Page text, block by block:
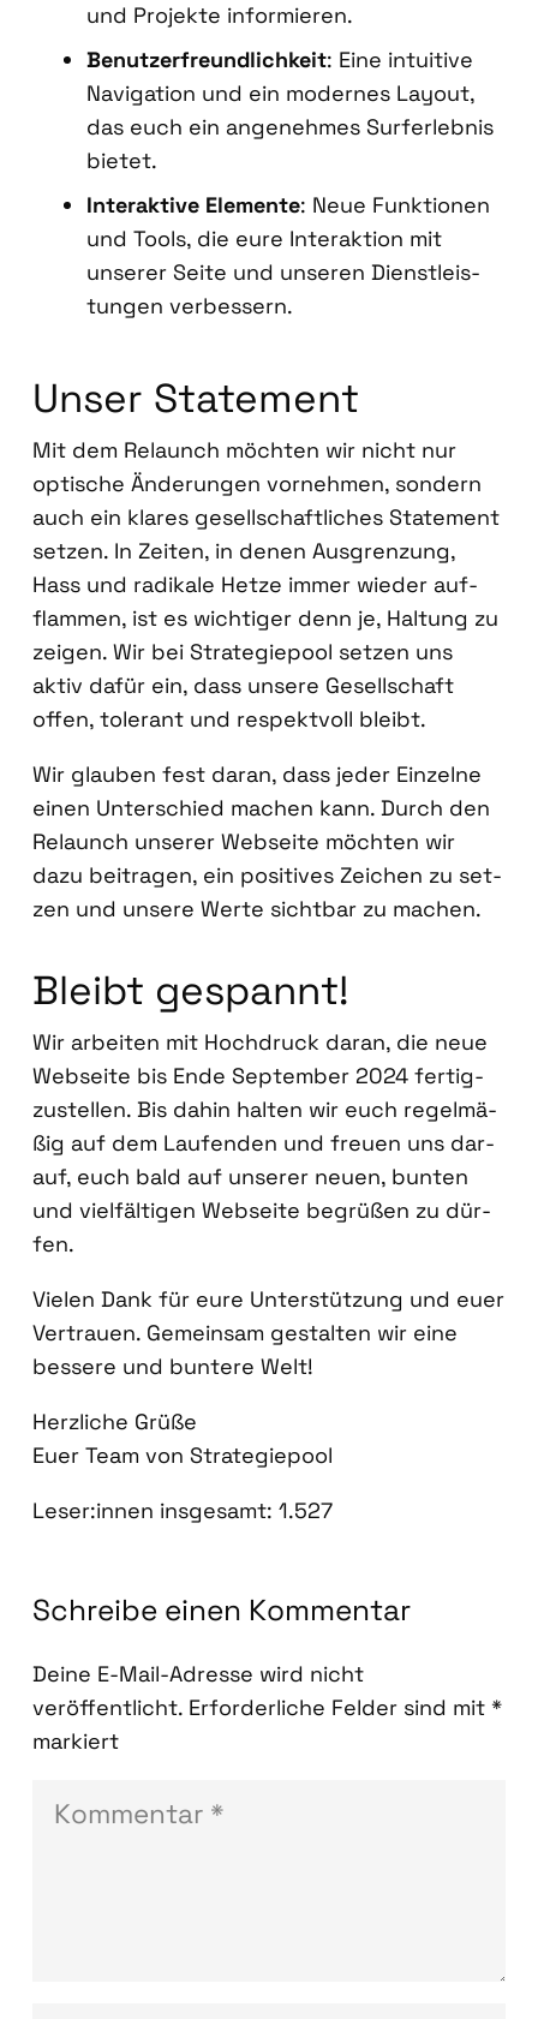
und Pro­jek­te infor­mie­ren.
Benut­zer­freund­lich­keit: Eine intui­ti­ve
Navi­ga­ti­on und ein moder­nes Lay­out,
das euch ein ange­neh­mes Surf­erleb­nis
bie­tet.
Inter­ak­ti­ve Ele­men­te: Neue Funk­tio­nen
und Tools, die eure Inter­ak­ti­on mit
unse­rer Sei­te und unse­ren Dienst­leis­
tun­gen ver­bes­sern.
Unser State­ment
Mit dem Relaunch möch­ten wir nicht nur
opti­sche Ände­run­gen vor­neh­men, son­dern
auch ein kla­res gesell­schaft­li­ches State­ment
set­zen. In Zei­ten, in denen Aus­gren­zung,
Hass und radi­ka­le Het­ze immer wie­der auf­
flam­men, ist es wich­ti­ger denn je, Hal­tung zu
zei­gen. Wir bei Stra­te­gie­pool set­zen uns
aktiv dafür ein, dass unse­re Gesell­schaft
offen, tole­rant und respekt­voll bleibt.
Wir glau­ben fest dar­an, dass jeder Ein­zel­ne
einen Unter­schied machen kann. Durch den
Relaunch unse­rer Web­sei­te möch­ten wir
dazu bei­tra­gen, ein posi­ti­ves Zei­chen zu set­
zen und unse­re Wer­te sicht­bar zu machen.
Bleibt gespannt!
Wir arbei­ten mit Hoch­druck dar­an, die neue
Web­sei­te bis Ende Sep­tem­ber 2024 fer­tig­
zu­stel­len. Bis dahin hal­ten wir euch regel­mä­
ßig auf dem Lau­fen­den und freu­en uns dar­
auf, euch bald auf unse­rer neu­en, bun­ten
und viel­fäl­ti­gen Web­sei­te begrü­ßen zu dür­
fen.
Vie­len Dank für eure Unter­stüt­zung und euer
Ver­trau­en. Gemein­sam gestal­ten wir eine
bes­se­re und bun­te­re Welt!
Herz­li­che Grü­ße
Euer Team von Stra­te­gie­pool
Leser:innen ins­ge­samt: 1.527
Schreibe einen Kommentar
Deine E-Mail-Adresse wird nicht
veröffentlicht. Erforderliche Felder sind mit *
markiert